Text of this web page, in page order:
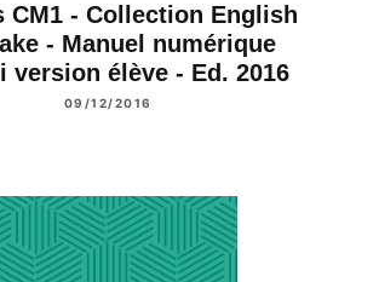
CM1 - Collection English
- Manuel numérique
version élève - Ed. 2016
09/12/2016